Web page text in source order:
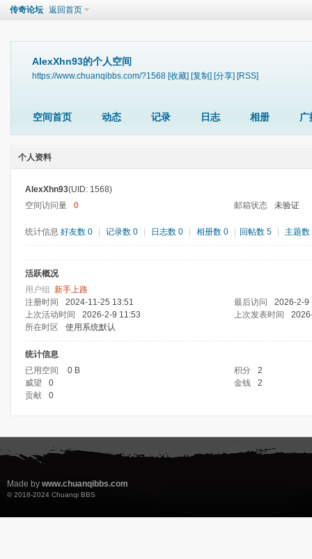
传奇论坛 返回首页
AlexXhn93的个人空间
https://www.chuanqibbs.com/?1568 [收藏] [复制] [分享] [RSS]
空间首页 动态 记录 日志 相册 广
个人资料
AlexXhn93(UID: 1568)
空间访问量
0 邮箱状态 未验证
统计信息 好友数 0 记录数 0 日志数 0 相册数 0 回帖数 5 主题数
活跃概况
用户组 新手上路
注册时间
2024-11-25 13:51 最后访问
2026-2-9
上次活动时间
2026-2-9 11:53 上次发表时间
所在时区
使用系统默认
统计信息
已用空间
0 B 积分
2
威望
0 金钱
2
贡献
0
Made by www.chuanqibbs.com
© 2018-2024 Chuanqi BBS